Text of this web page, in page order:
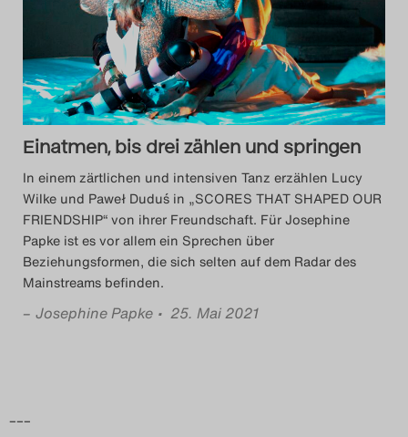
Das Theatertreffen-Blog
2014
Das Theatertreffen-Blog
2015
Das Theatertreffen-Blog
2016
Das Theatertreffen-Blog
2017
Einatmen, bis drei zählen und springen
In einem zärtlichen und intensiven Tanz erzählen Lucy
Wilke und Paweł Duduś in „SCORES THAT SHAPED OUR
FRIENDSHIP“ von ihrer Freundschaft. Für Josephine
Papke ist es vor allem ein Sprechen über
Beziehungsformen, die sich selten auf dem Radar des
Mainstreams befinden.
– Josephine Papke • 25. Mai 2021
–––